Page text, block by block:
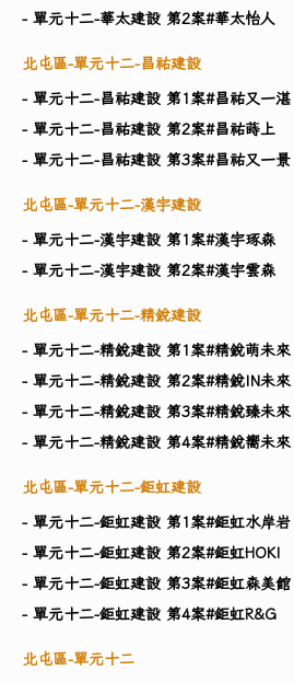
- 單元十二-華太建設 第2案#華太怡人
北屯區-單元十二-昌祐建設
- 單元十二-昌祐建設 第1案#昌祐又一湛
- 單元十二-昌祐建設 第2案#昌祐蒔上
- 單元十二-昌祐建設 第3案#昌祐又一景
北屯區-單元十二-漢宇建設
- 單元十二-漢宇建設 第1案#漢宇琢森
- 單元十二-漢宇建設 第2案#漢宇雲森
北屯區-單元十二-精銳建設
- 單元十二-精銳建設 第1案#精銳萌未來
- 單元十二-精銳建設 第2案#精銳IN未來
- 單元十二-精銳建設 第3案#精銳臻未來
- 單元十二-精銳建設 第4案#精銳嚮未來
北屯區-單元十二-鉅虹建設
- 單元十二-鉅虹建設 第1案#鉅虹水岸岩
- 單元十二-鉅虹建設 第2案#鉅虹HOKI
- 單元十二-鉅虹建設 第3案#鉅虹森美館
- 單元十二-鉅虹建設 第4案#鉅虹R&G
北屯區-單元十二